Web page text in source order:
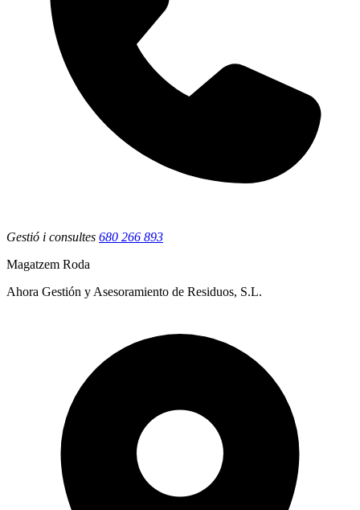
Gestió i consultes 680 266 893
Magatzem Roda
Ahora Gestión y Asesoramiento de Residuos, S.L.